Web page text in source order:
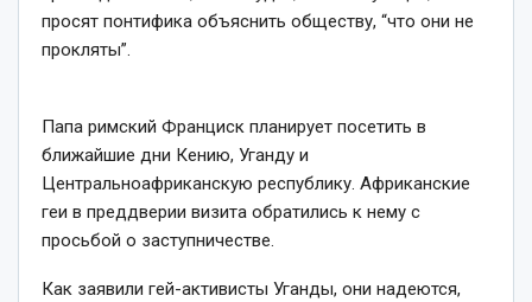
просят понтифика объяснить обществу, “что они не
прокляты”.
Папа римский Франциск планирует посетить в
ближайшие дни Кению, Уганду и
Центральноафриканскую республику. Африканские
геи в преддверии визита обратились к нему с
просьбой о заступничестве.
Как заявили гей-активисты Уганды, они надеются,